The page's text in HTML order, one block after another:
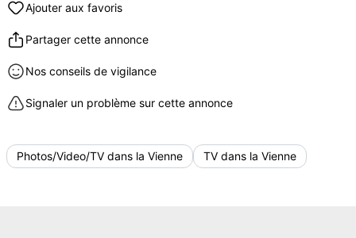
Ajouter aux favoris
Partager cette annonce
Nos conseils de vigilance
Signaler un problème sur cette annonce
Photos/Video/TV dans la Vienne TV dans la Vienne